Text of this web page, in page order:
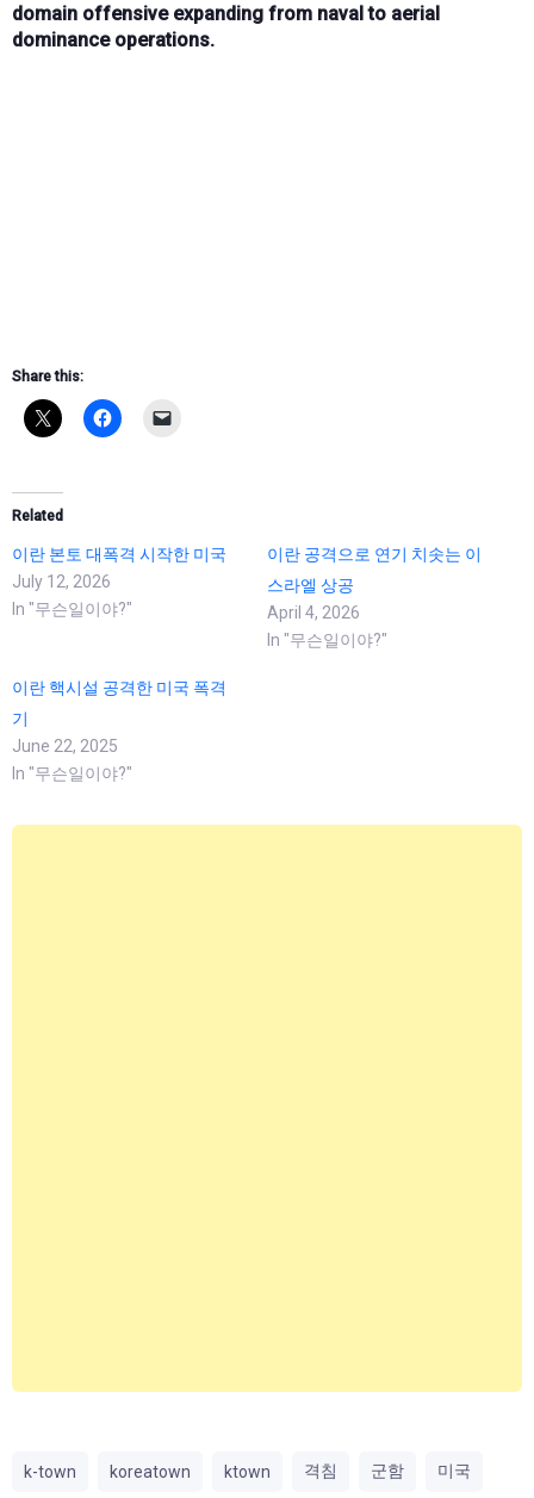
domain offensiveexpanding from naval to aerial
dominance operations.
Share this:
Related
이란 본토 대폭격 시작한 미국
July 12, 2026
In "무슨일이야?"
이란 공격으로 연기 치솟는 이
스라엘 상공
April 4, 2026
In "무슨일이야?"
이란 핵시설 공격한 미국 폭격
기
June 22, 2025
In "무슨일이야?"
k-town koreatown ktown 격침 군함 미국